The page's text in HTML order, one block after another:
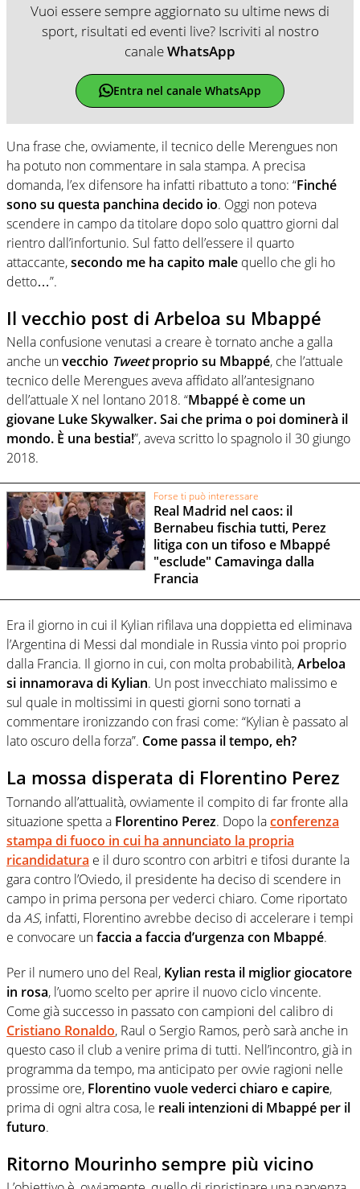
Vuoi essere sempre aggiornato su ultime news di
sport, risultati ed eventi live? Iscriviti al nostro
canaleWhatsApp
Entra nel canale WhatsApp
Una frase che, ovviamente, il tecnico delle Merengues non
ha potuto non commentare in sala stampa. A precisa
domanda, l’ex difensore ha infatti ribattuto a tono: “Finché
sono su questa panchina decido io. Oggi non poteva
scendere in campo da titolare dopo solo quattro giorni dal
rientro dall’infortunio. Sul fatto dell’essere il quarto
attaccante,secondo me ha capito male quello che gli ho
detto…”.
Il vecchio post di Arbeloa su Mbappé
Nella confusione venutasi a creare è tornato anche a galla
anche unvecchio Tweetproprio su Mbappé, che l’attuale
tecnico delle Merengues aveva affidato all’antesignano
dell’attuale X nel lontano 2018. “Mbappé è come un
giovane Luke Skywalker. Sai che prima o poi dominerà il
mondo. È una bestia!”, aveva scritto lo spagnolo il 30 giungo
2018.
Forse ti può interessare
Real Madrid nel caos: il
Bernabeu fischia tutti, Perez
litiga con un tifoso e Mbappé
"esclude" Camavinga dalla
Francia
Era il giorno in cui il Kylian rifilava una doppietta ed eliminava
l’Argentina di Messi dal mondiale in Russia vinto poi proprio
dalla Francia. Il giorno in cui, con molta probabilità,Arbeloa
si innamorava di Kylian. Un post invecchiato malissimo e
sul quale in moltissimi in questi giorni sono tornati a
commentare ironizzando con frasi come: “Kylian è passato al
lato oscuro della forza”. Come passa il tempo, eh?
La mossa disperata di Florentino Perez
Tornando all’attualità, ovviamente il compito di far fronte alla
situazione spetta a Florentino Perez. Dopo laconferenza
stampa di fuoco in cui ha annunciato la propria
ricandidatura e il duro scontro con arbitri e tifosi durante la
gara contro l’Oviedo, il presidente ha deciso di scendere in
campo in prima persona per vederci chiaro. Come riportato
daAS, infatti, Florentino avrebbe deciso di accelerare i tempi
e convocare unfaccia a faccia d’urgenza con Mbappé.
Per il numero uno del Real, Kylian resta il miglior giocatore
in rosa, l’uomo scelto per aprire il nuovo ciclo vincente.
Come già successo in passato con campioni del calibro di
Cristiano Ronaldo, Raul o Sergio Ramos, però sarà anche in
questo caso il club a venire prima di tutti. Nell’incontro, già in
programma da tempo, ma anticipato per ovvie ragioni nelle
prossime ore, Florentino vuole vederci chiaro e capire,
prima di ogni altra cosa, le reali intenzioni di Mbappé per il
futuro.
Ritorno Mourinho sempre più vicino